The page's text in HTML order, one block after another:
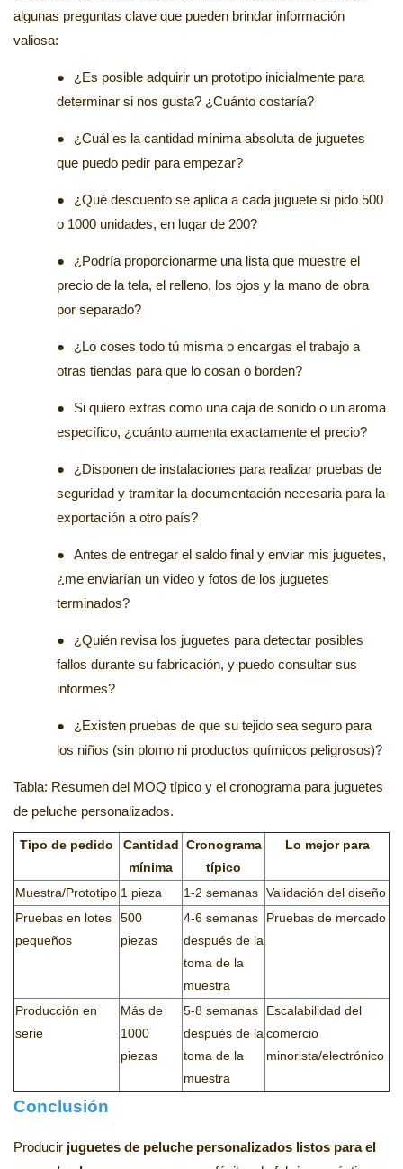
algunas preguntas clave que pueden brindar información
valiosa:
●
¿Es posible adquirir un prototipo inicialmente para
determinar si nos gusta? ¿Cuánto costaría?
●
¿Cuál es la cantidad mínima absoluta de juguetes
que puedo pedir para empezar?
●
¿Qué descuento se aplica a cada juguete si pido 500
o 1000 unidades, en lugar de 200?
●
¿Podría proporcionarme una lista que muestre el
precio de la tela, el relleno, los ojos y la mano de obra
por separado?
●
¿Lo coses todo tú misma o encargas el trabajo a
otras tiendas para que lo cosan o borden?
●
Si quiero extras como una caja de sonido o un aroma
específico, ¿cuánto aumenta exactamente el precio?
●
¿Disponen de instalaciones para realizar pruebas de
seguridad y tramitar la documentación necesaria para la
exportación a otro país?
●
Antes de entregar el saldo final y enviar mis juguetes,
¿me enviarían un video y fotos de los juguetes
terminados?
●
¿Quién revisa los juguetes para detectar posibles
fallos durante su fabricación, y puedo consultar sus
informes?
●
¿Existen pruebas de que su tejido sea seguro para
los niños (sin plomo ni productos químicos peligrosos)?
Tabla: Resumen del MOQ típico y el cronograma para juguetes
de peluche personalizados.
Tipo de pedido
Cantidad
mínima
Cronograma
típico
Lo mejor para
Muestra/Prototipo 1 pieza 1-2 semanas Validación del diseño
Pruebas en lotes
pequeños
500
piezas
4-6 semanas
después de la
toma de la
muestra
Pruebas de mercado
Producción en
serie
Más de
1000
piezas
5-8 semanas
después de la
toma de la
muestra
Escalabilidad del
comercio
minorista/electrónico
Conclusión
Producir juguetes de peluche personalizados listos para el